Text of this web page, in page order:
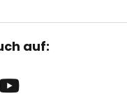
auf: